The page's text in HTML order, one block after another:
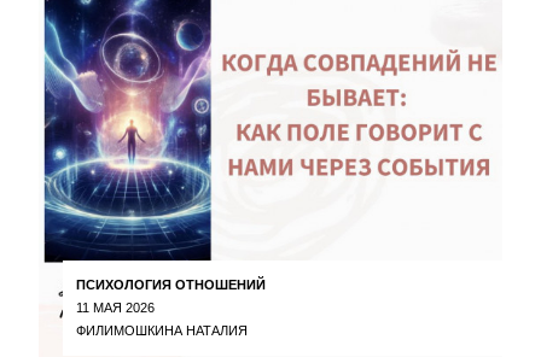
ПСИХОЛОГИЯ ОТНОШЕНИЙ
11 МАЯ 2026
ФИЛИМОШКИНА НАТАЛИЯ